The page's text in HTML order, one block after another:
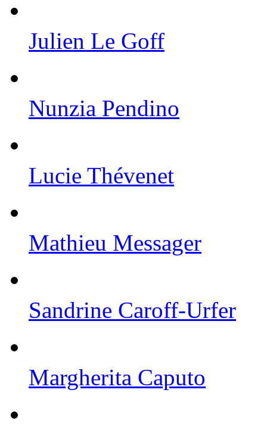
Julien Le Goff
Nunzia Pendino
Lucie Thévenet
Mathieu Messager
Sandrine Caroff-Urfer
Margherita Caputo